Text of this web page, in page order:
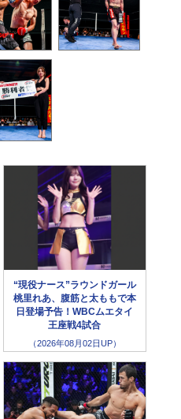
“現役ナース”ラウンドガール
桃里れあ、腹筋と太ももで本
日登場予告！WBCムエタイ
王座戦4試合
（2026年08月02日UP）